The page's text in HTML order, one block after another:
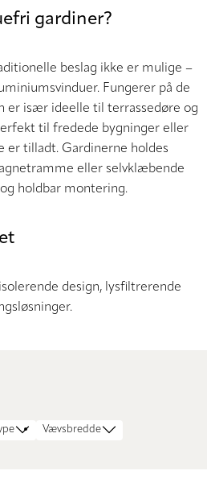
gardiner?
beslag ikke er mulige –
Fungerer på de
er især ideelle til terrassedøre og
til fredede bygninger eller
er tilladt. Gardinerne holdes
eller selvklæbende
holdbar montering.
design, lysfiltrerende
Vævsbredde